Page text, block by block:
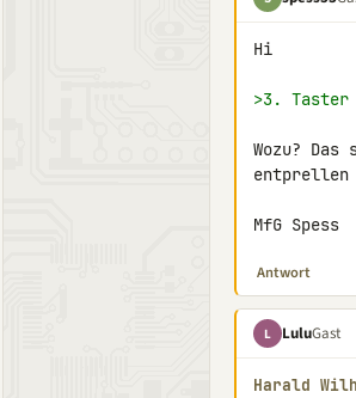
Hi
>3.
Wozu?
MfG Spess
Antwort
L LuluGast
Harald